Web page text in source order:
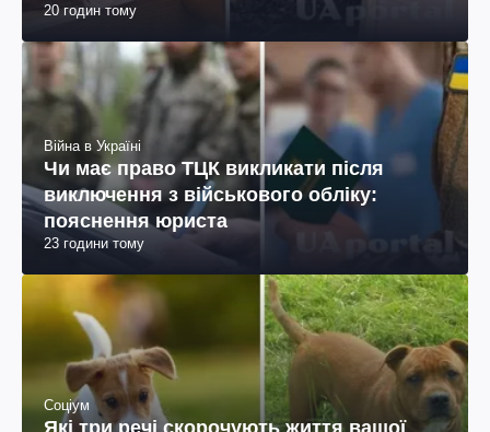
20 годин тому
Війна в Україні
Чи має право ТЦК викликати після
виключення з військового обліку:
пояснення юриста
23 години тому
Соціум